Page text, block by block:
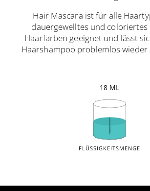
Hair Mascara ist für alle
dauergewelltes und coloriertes
Haarfarben geeignet und lässt
Haarshampoo problemlos wieder
18 ML
FLÜSSIGKEITSMENGE